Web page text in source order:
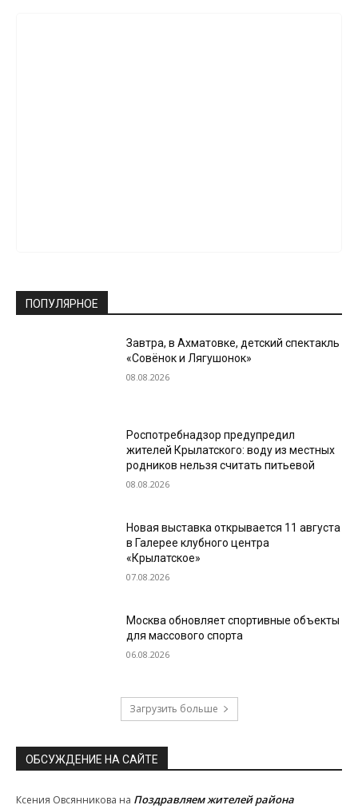
ПОПУЛЯРНОЕ
Завтра, в Ахматовке, детский спектакль
«Совёнок и Лягушонок»
08.08.2026
Роспотребнадзор предупредил
жителей Крылатского: воду из местных
родников нельзя считать питьевой
08.08.2026
Новая выставка открывается 11 августа
в Галерее клубного центра
«Крылатское»
07.08.2026
Москва обновляет спортивные объекты
для массового спорта
06.08.2026
Загрузить больше
ОБСУЖДЕНИЕ НА САЙТЕ
Ксения Овсянникова на Поздравляем жителей района